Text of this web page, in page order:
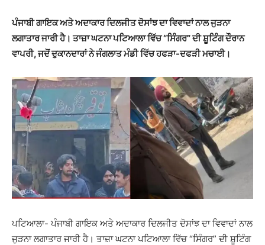
ਪੰਜਾਬੀ ਗਾਇਕ ਅਤੇ ਅਦਾਕਾਰ ਦਿਲਜੀਤ ਦੋਸਾਂਝ ਦਾ ਵਿਵਾਦਾਂ ਨਾਲ ਜੁੜਨਾ
ਲਗਾਤਾਰ ਜਾਰੀ ਹੈ। ਤਾਜ਼ਾ ਘਟਨਾ ਪਟਿਆਲਾ ਵਿੱਚ “ਸਿੰਗਰ” ਦੀ ਸ਼ੂਟਿੰਗ ਦੌਰਾਨ
ਵਾਪਰੀ, ਜਦੋਂ ਦੁਕਾਨਦਾਰਾਂ ਨੇ ਜੰਗਲਾਤ ਮੰਡੀ ਵਿੱਚ ਹਫੜਾ-ਦਫੜੀ ਮਚਾਈ।
ਪਟਿਆਲਾ- ਪੰਜਾਬੀ ਗਾਇਕ ਅਤੇ ਅਦਾਕਾਰ ਦਿਲਜੀਤ ਦੋਸਾਂਝ ਦਾ ਵਿਵਾਦਾਂ ਨਾਲ
ਜੁੜਨਾ ਲਗਾਤਾਰ ਜਾਰੀ ਹੈ। ਤਾਜ਼ਾ ਘਟਨਾ ਪਟਿਆਲਾ ਵਿੱਚ “ਸਿੰਗਰ” ਦੀ ਸ਼ੂਟਿੰਗ